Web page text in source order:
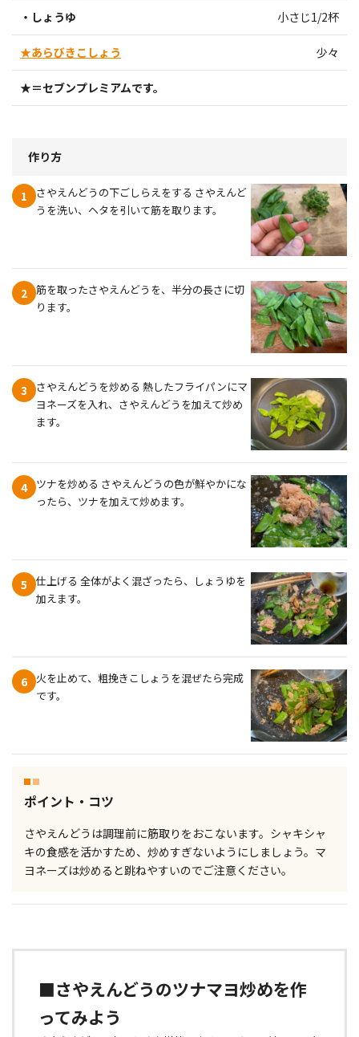
・しょうゆ 小さじ1/2杯
★あらびきこしょう 少々
★＝セブンプレミアムです。
作り方
1
さやえんどうの下ごしらえをする さやえんど
うを洗い、ヘタを引いて筋を取ります。
2 筋を取ったさやえんどうを、半分の長さに切
ります。
3
さやえんどうを炒める 熱したフライパンにマ
ヨネーズを入れ、さやえんどうを加えて炒め
ます。
4
ツナを炒める さやえんどうの色が鮮やかにな
ったら、ツナを加えて炒めます。
5
仕上げる 全体がよく混ざったら、しょうゆを
加えます。
6
火を止めて、粗挽きこしょうを混ぜたら完成
です。
ポイント・コツ
さやえんどうは調理前に筋取りをおこないます。シャキシャ
キの食感を活かすため、炒めすぎないようにしましょう。マ
ヨネーズは炒めると跳ねやすいのでご注意ください。
■さやえんどうのツナマヨ炒めを作
ってみよう